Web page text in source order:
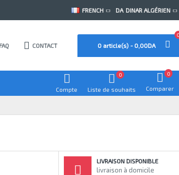
FRENCH DA DINAR ALGÉRIEN
FAQ CONTACT 0 article(s) - 0,00DA
Compte Liste de souhaits
0
Comparer
0
LIVRAISON DISPONIBLE
livraison à domicile